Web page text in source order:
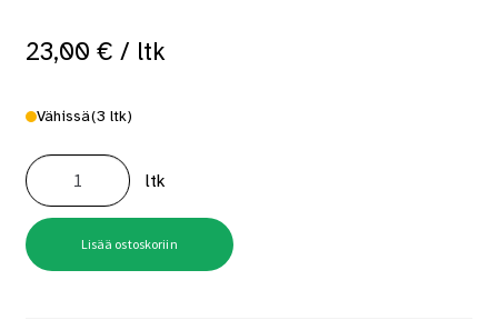
23,00 € / ltk
Vähissä(3 ltk)
Kipsilevyruuvi
harvakierre
3,5x25
metallirankaan
1000
kpl/ltk
määrä
ltk
Lisää ostoskoriin